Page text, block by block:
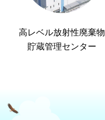
高レベル放射性廃棄物
貯蔵管理センター